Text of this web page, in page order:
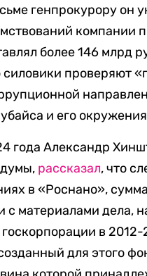
генпрокурору он
компании
более 146 млрд
силовики проверяют
и его
года Александр
рассказал, что
в «Роснано»,
с материалами дела,
в
для этого